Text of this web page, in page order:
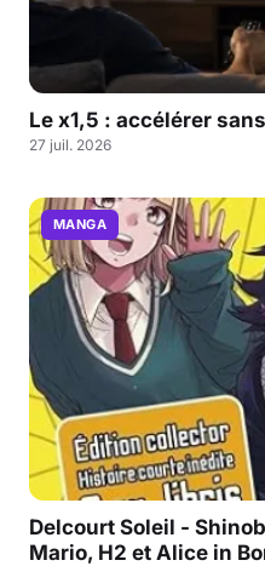
Le x1,5 : accélérer
27 juil. 2026
MANGA
Delcourt Soleil -
Mario, H2 et Alice in